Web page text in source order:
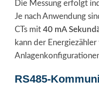
Die Messung erfolgt
Je nach Anwendung
CTs mit 40 mA
kann der
RS485-